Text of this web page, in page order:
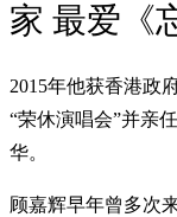
家 最爱《
2015年他获香港政
“荣休演唱会”并亲
华。
顾嘉辉早年曾多次